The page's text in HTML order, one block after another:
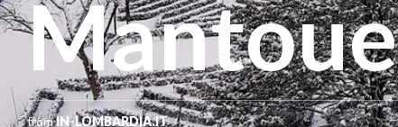
Mantoue
fromIN-LOMBARDIA.IT